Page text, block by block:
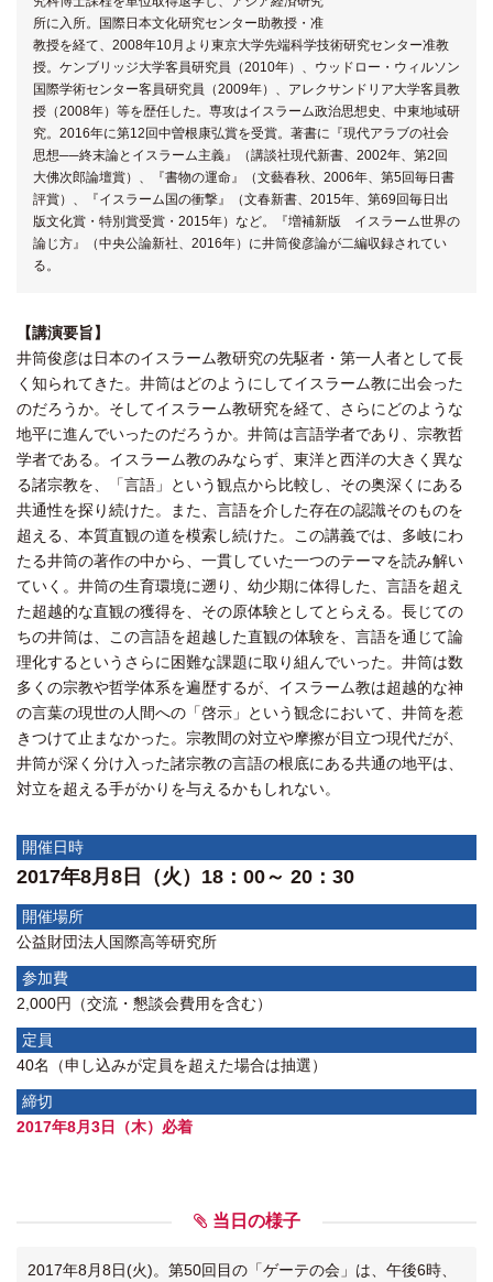
所に入所。国際日本文化研究センター助教授・准
教授を経て、2008年10月より東京大学先端科学技術研究センター准教
授。ケンブリッジ大学客員研究員（2010年）、ウッドロー・ウィルソン
国際学術センター客員研究員（2009年）、アレクサンドリア大学客員教
授（2008年）等を歴任した。専攻はイスラーム政治思想史、中東地域研
究。2016年に第12回中曽根康弘賞を受賞。著書に『現代アラブの社会
思想──終末論とイスラーム主義』（講談社現代新書、2002年、第2回
大佛次郎論壇賞）、『書物の運命』（文藝春秋、2006年、第5回毎日書
評賞）、『イスラーム国の衝撃』（文春新書、2015年、第69回毎日出
版文化賞・特別賞受賞・2015年）など。『増補新版 イスラーム世界の
論じ方』（中央公論新社、2016年）に井筒俊彦論が二編収録されてい
る。
【講演要旨】
井筒俊彦は日本のイスラーム教研究の先駆者・第一人者として長
く知られてきた。井筒はどのようにしてイスラーム教に出会った
のだろうか。そしてイスラーム教研究を経て、さらにどのような
地平に進んでいったのだろうか。井筒は言語学者であり、宗教哲
学者である。イスラーム教のみならず、東洋と西洋の大きく異な
る諸宗教を、「言語」という観点から比較し、その奥深くにある
共通性を探り続けた。また、言語を介した存在の認識そのものを
超える、本質直観の道を模索し続けた。この講義では、多岐にわ
たる井筒の著作の中から、一貫していた一つのテーマを読み解い
ていく。井筒の生育環境に遡り、幼少期に体得した、言語を超え
た超越的な直観の獲得を、その原体験としてとらえる。長じての
ちの井筒は、この言語を超越した直観の体験を、言語を通じて論
理化するというさらに困難な課題に取り組んでいった。井筒は数
多くの宗教や哲学体系を遍歴するが、イスラーム教は超越的な神
の言葉の現世の人間への「啓示」という観念において、井筒を惹
きつけて止まなかった。宗教間の対立や摩擦が目立つ現代だが、
井筒が深く分け入った諸宗教の言語の根底にある共通の地平は、
対立を超える手がかりを与えるかもしれない。
開催日時
2017年8月8日（火）18：00～ 20：30
開催場所
公益財団法人国際高等研究所
参加費
2,000円（交流・懇談会費用を含む）
定員
40名（申し込みが定員を超えた場合は抽選）
締切
2017年8月3日（木）必着
当日の様子
2017年8月8日(火)。第50回目の「ゲーテの会」は、午後6時、